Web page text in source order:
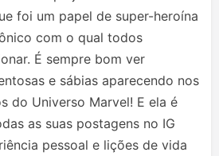
foi um papel de super-heroína
com o qual todos
É sempre bom ver
e sábias aparecendo nos
do Universo Marvel! E ela é
as suas postagens no IG
pessoal e lições de vida